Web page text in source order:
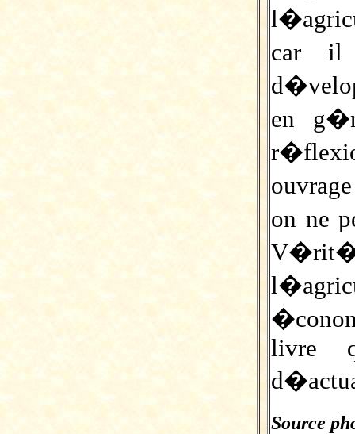
car il
en
on ne
livre
Source